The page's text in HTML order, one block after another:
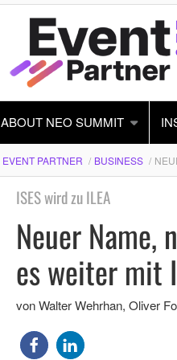
ABOUT NEO SUMMIT
EVENT PARTNER BUSINESS
ISES wird zu ILEA
Neuer Name,
es weiter mit
von Walter Wehrhan, Oliver